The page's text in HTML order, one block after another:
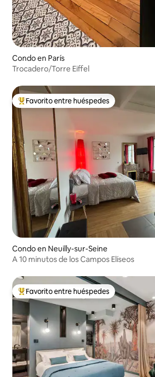
Condo en París
Trocadero/Torre Eiffel
Favorito entre huéspedes preferido
Favorito entre huéspedes
Condo en Neuilly-sur-Seine
A 10 minutos de los Campos Elíseos
Favorito entre huéspedes preferido
Favorito entre huéspedes